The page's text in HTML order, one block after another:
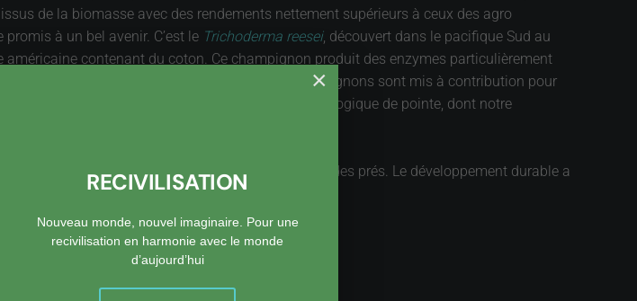
de la biomasse avec des rendements nettement supérieurs à ceux des agro
à un bel avenir. C’est le Trichoderma reesei, découvert dans le pacifique Sud au
contenant du coton. Ce champignon produit des enzymes particulièrement
la production d’agro carburants. D’autres champignons sont mis à contribution pour
champignon est partout, et devient un objet technologique de pointe, dont notre
champignons de la cueillette, des sous bois et des prés. Le développement durable a
×
RECIVILISATION
Nouveau monde, nouvel imaginaire. Pour une
recivilisation en harmonie avec le monde
d’aujourd’hui